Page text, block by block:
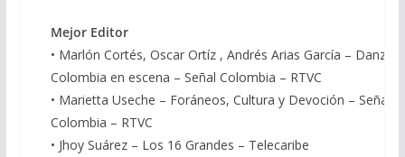
Mejor Editor
• Marlón Cortés, Oscar Ortíz , Andrés Arias García – Danza
Colombia en escena – Señal Colombia – RTVC
• Marietta Useche – Foráneos, Cultura y Devoción – Señal
Colombia – RTVC
• Jhoy Suárez – Los 16 Grandes – Telecaribe